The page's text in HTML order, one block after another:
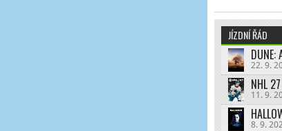
JÍZDNÍ ŘÁD
DUNE:
22. 9.
NHL 27
11. 9.
8. 9.